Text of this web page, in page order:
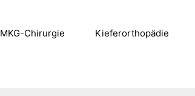
MKG-Chirurgie Kieferorthopädie